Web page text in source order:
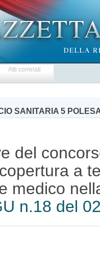
Atti correlati
SANITARIA 5
del
a
medico
n.18 del